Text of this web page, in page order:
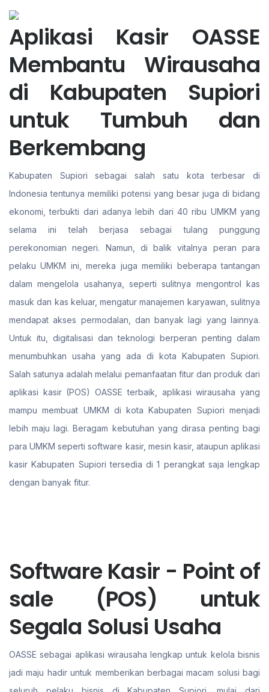
Aplikasi Kasir OASSE
Membantu Wirausaha
di Kabupaten Supiori
untuk Tumbuh dan
Berkembang
Kabupaten Supiori sebagai salah satu kota terbesar di
Indonesia tentunya memiliki potensi yang besar juga di bidang
ekonomi, terbukti dari adanya lebih dari 40 ribu UMKM yang
selama ini telah berjasa sebagai tulang punggung
perekonomian negeri. Namun, di balik vitalnya peran para
pelaku UMKM ini, mereka juga memiliki beberapa tantangan
dalam mengelola usahanya, seperti sulitnya mengontrol kas
masuk dan kas keluar, mengatur manajemen karyawan, sulitnya
mendapat akses permodalan, dan banyak lagi yang lainnya.
Untuk itu, digitalisasi dan teknologi berperan penting dalam
menumbuhkan usaha yang ada di kota Kabupaten Supiori.
Salah satunya adalah melalui pemanfaatan fitur dan produk dari
aplikasi kasir (POS) OASSE terbaik, aplikasi wirausaha yang
mampu membuat UMKM di kota Kabupaten Supiori menjadi
lebih maju lagi. Beragam kebutuhan yang dirasa penting bagi
para UMKM seperti software kasir, mesin kasir, ataupun aplikasi
kasir Kabupaten Supiori tersedia di 1 perangkat saja lengkap
dengan banyak fitur.
Software Kasir - Point of
sale (POS) untuk
Segala Solusi Usaha
OASSE sebagai aplikasi wirausaha lengkap untuk kelola bisnis
jadi maju hadir untuk memberikan berbagai macam solusi bagi